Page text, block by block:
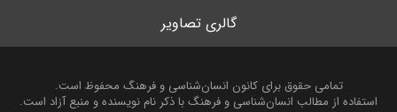
گالری تصاویر
تمامی حقوق برای کانون انسان‌شناسی و فرهنگ محفوظ است.
استفاده از مطالب انسان‌شناسی و فرهنگ با ذکر نام نویسنده و منبع آزاد است.